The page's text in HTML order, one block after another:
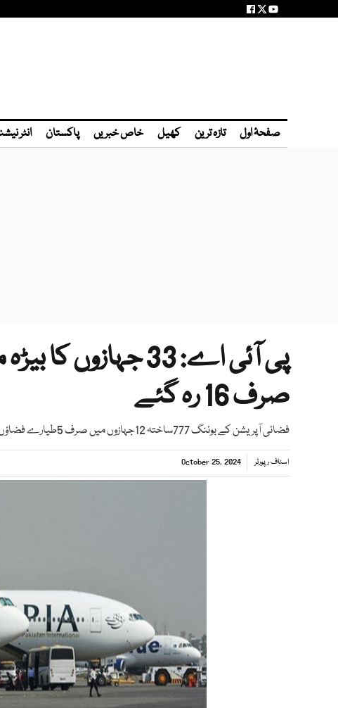
صفحۂ اول تازہ ترین کھیل خاص خبریں پاکستان انٹر
پی آئی اے: 33
صرف 16 رہ گئے
فضائی آپریشن کے بوئنگ 777ساختہ 12جہازوں میں صرف 5طیارے فضاؤں میں اڑ رہے ہیں
اسٹاف رپورٹر October 25, 2024